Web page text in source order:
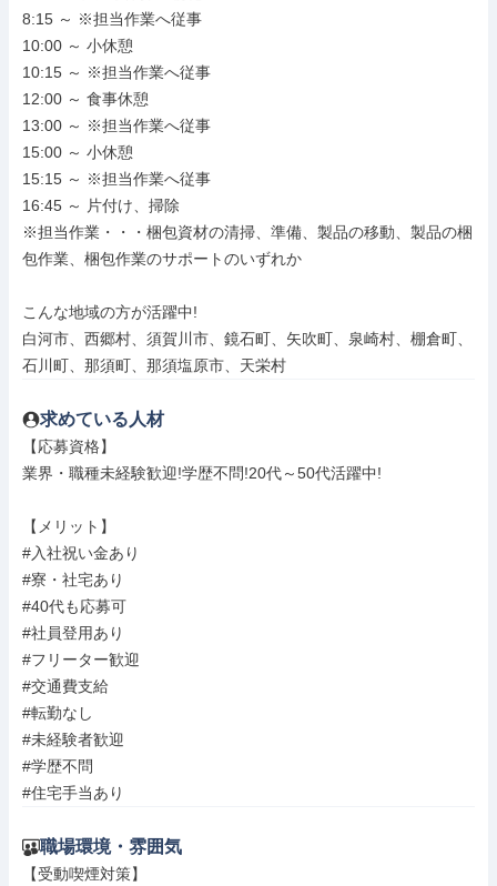
8:15 ～ ※担当作業へ従事
10:00 ～ 小休憩
10:15 ～ ※担当作業へ従事
12:00 ～ 食事休憩
13:00 ～ ※担当作業へ従事
15:00 ～ 小休憩
15:15 ～ ※担当作業へ従事
16:45 ～ 片付け、掃除
※担当作業・・・梱包資材の清掃、準備、製品の移動、製品の梱
包作業、梱包作業のサポートのいずれか
こんな地域の方が活躍中!
白河市、西郷村、須賀川市、鏡石町、矢吹町、泉崎村、棚倉町、
石川町、那須町、那須塩原市、天栄村
求めている人材
【応募資格】
業界・職種未経験歓迎!学歴不問!20代～50代活躍中!
【メリット】
#入社祝い金あり
#寮・社宅あり
#40代も応募可
#社員登用あり
#フリーター歓迎
#交通費支給
#転勤なし
#未経験者歓迎
#学歴不問
#住宅手当あり
職場環境・雰囲気
【受動喫煙対策】